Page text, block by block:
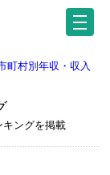
町村別年収・収入
キングを掲載